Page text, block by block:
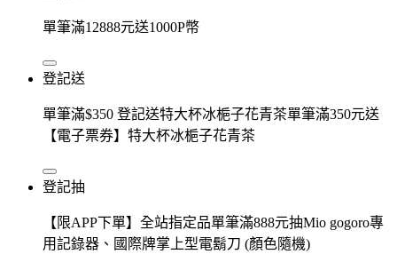
單筆滿12888元送1000P幣
登記送
單筆滿$350 登記送特大杯冰梔子花青茶單筆滿350元送
【電子票券】特大杯冰梔子花青茶
登記抽
【限APP下單】全站指定品單筆滿888元抽Mio gogoro專
用記錄器、國際牌掌上型電鬍刀 (顏色隨機)